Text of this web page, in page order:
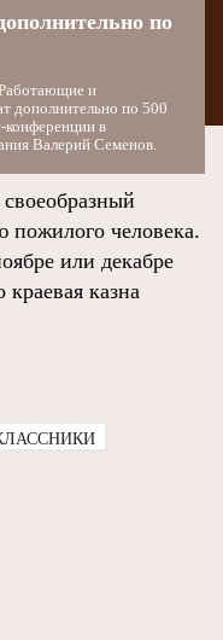
по
и
дополнительно по 500
конференции в
Валерий Семенов.
пожилого человека.
или декабре
казна